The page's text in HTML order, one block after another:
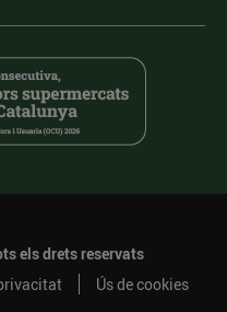
els drets reservats
Ús de cookies